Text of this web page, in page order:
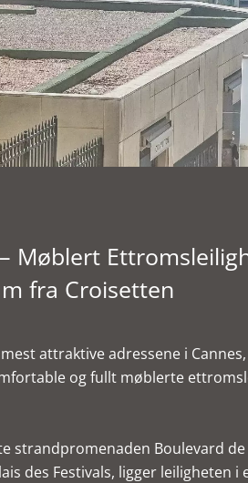
Møblert
fra Croisetten
attraktive adressene i
og fullt møblerte
strandpromenaden Boulevard
des Festivals, ligger leiligheten